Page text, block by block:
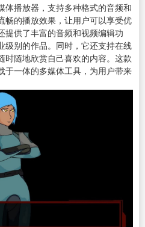
体播放器，支持多种格式的音频和
畅的播放效果，让用户可以享受优
提供了丰富的音频和视频编辑功
级别的作品。同时，它还支持在线
时随地欣赏自己喜欢的内容。这款
于一体的多媒体工具，为用户带来